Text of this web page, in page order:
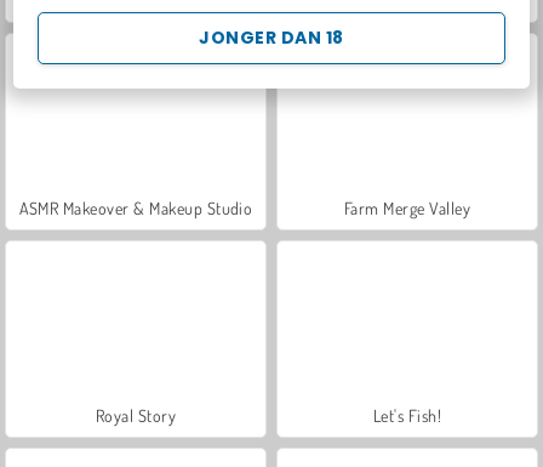
JONGER DAN 18
ASMR Makeover & Makeup Studio Farm Merge Valley
Royal Story Let's Fish!